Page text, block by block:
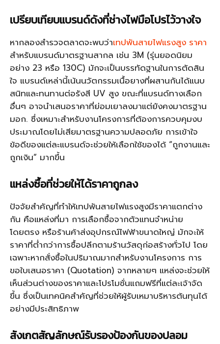
เปรียบเทียบแบรนด์ดังที่ช่างไฟมือโปรไว้วางใจ
หากลองสำรวจตลาดจะพบว่าเทปพันสายไฟแรงสูง ราคา
สำหรับแบรนด์มาตรฐานสากล เช่น 3M (รุ่นยอดนิยม
อย่าง 23 หรือ 130C) มักจะเป็นบรรทัดฐานในการตัดสิน
ใจ แบรนด์เหล่านี้เน้นนวัตกรรมเนื้อยางที่ผสานกันได้แนบ
สนิทและทนทานต่อรังสี UV สูง ขณะที่แบรนด์ทางเลือก
อื่นๆ อาจนำเสนอราคาที่ย่อมเยาลงมาแต่ยังคงมาตรฐาน
มอก. ซึ่งเหมาะสำหรับงานโครงการที่ต้องการควบคุมงบ
ประมาณโดยไม่เสียมาตรฐานความปลอดภัย การเข้าใจ
ข้อดีของแต่ละแบรนด์จะช่วยให้เลือกใช้ของได้ “ถูกงานและ
ถูกเงิน” มากขึ้น
แหล่งซื้อที่ช่วยให้ได้ราคาถูกลง
ปัจจัยสำคัญที่ทำให้เทปพันสายไฟแรงสูงมีราคาแตกต่าง
กัน คือแหล่งที่มา การเลือกซื้อจากตัวแทนจำหน่าย
โดยตรง หรือร้านค้าส่งอุปกรณ์ไฟฟ้าขนาดใหญ่ มักจะให้
ราคาที่ต่ำกว่าการซื้อปลีกตามร้านวัสดุก่อสร้างทั่วไป โดย
เฉพาะหากสั่งซื้อในปริมาณมากสำหรับงานโครงการ การ
ขอใบเสนอราคา (Quotation) จากหลายๆ แหล่งจะช่วยให้
เห็นส่วนต่างของราคาและโปรโมชั่นแถมฟรีที่แต่ละเจ้าจัด
ขึ้น ซึ่งเป็นเทคนิคสำคัญที่ช่วยให้ผู้รับเหมาบริหารต้นทุนได้
อย่างมีประสิทธิภาพ
สังเกตสัญลักษณ์รับรองป้องกันของปลอม